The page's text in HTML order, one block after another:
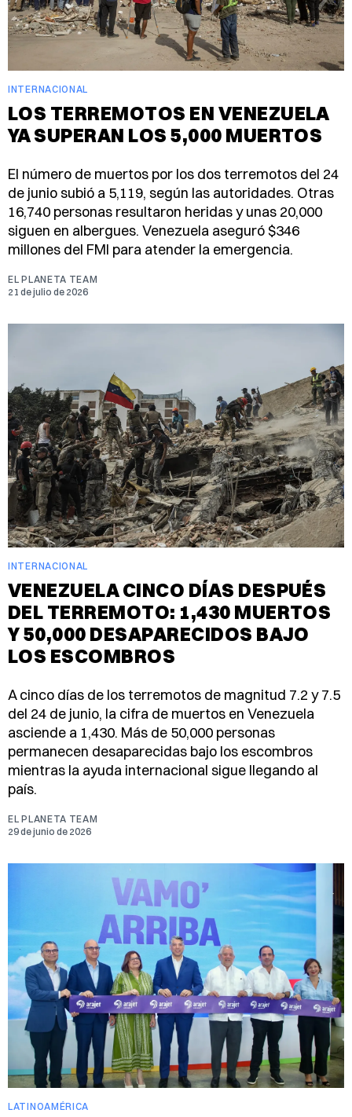
INTERNACIONAL
LOS TERREMOTOS EN VENEZUELA
YA SUPERAN LOS 5,000 MUERTOS
El número de muertos por los dos terremotos del 24
de junio subió a 5,119, según las autoridades. Otras
16,740 personas resultaron heridas y unas 20,000
siguen en albergues. Venezuela aseguró $346
millones del FMI para atender la emergencia.
EL PLANETA TEAM
21 de julio de 2026
INTERNACIONAL
VENEZUELA CINCO DÍAS DESPUÉS
DEL TERREMOTO: 1,430 MUERTOS
Y 50,000 DESAPARECIDOS BAJO
LOS ESCOMBROS
A cinco días de los terremotos de magnitud 7.2 y 7.5
del 24 de junio, la cifra de muertos en Venezuela
asciende a 1,430. Más de 50,000 personas
permanecen desaparecidas bajo los escombros
mientras la ayuda internacional sigue llegando al
país.
EL PLANETA TEAM
29 de junio de 2026
LATINOAMÉRICA